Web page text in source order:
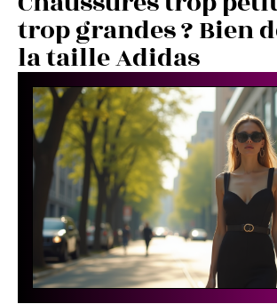
trop grandes ? Bien
la taille Adidas